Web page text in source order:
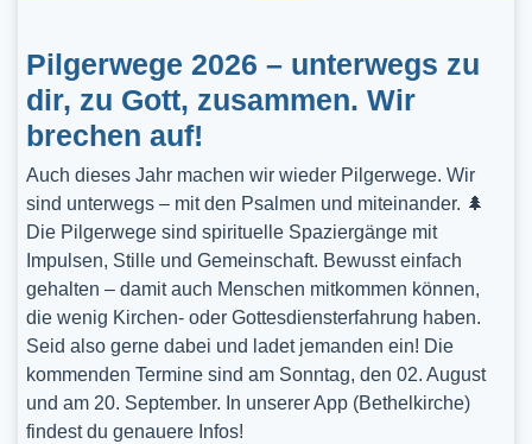
Pilgerwege 2026 – unterwegs zu
dir, zu Gott, zusammen. Wir
brechen auf!
Auch dieses Jahr machen wir wieder Pilgerwege. Wir
sind unterwegs – mit den Psalmen und miteinander. 🌲
Die Pilgerwege sind spirituelle Spaziergänge mit
Impulsen, Stille und Gemeinschaft. Bewusst einfach
gehalten – damit auch Menschen mitkommen können,
die wenig Kirchen- oder Gottesdiensterfahrung haben.
Seid also gerne dabei und ladet jemanden ein! Die
kommenden Termine sind am Sonntag, den 02. August
und am 20. September. In unserer App (Bethelkirche)
findest du genauere Infos!